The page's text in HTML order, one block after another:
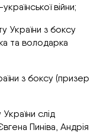
війни;
України з боксу
та володарка
з боксу (призер
слід
Пиніва, Андрія